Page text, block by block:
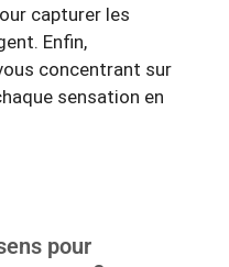
capturer les
Enfin,
concentrant sur
sensation en
pour